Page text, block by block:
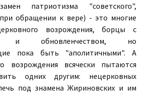
патриотизма "советского",
обращении к вере) - это многие
возрождения, борцы с
и обновленчеством, но
пока быть "аполитичными". А
возрождения всячески пытаются
одних другим: нецерковных
под знамена Жириновских и им